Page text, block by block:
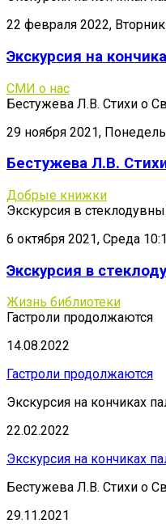
22 февраля 2022,
Экскурсия на
СМИ о нас
Бестужева Л.В. Стихи о
29 ноября 2021,
Бестужева Л.В.
Добрые книжки
Экскурсия в
6 октября 2021, Среда
Экскурсия в
Жизнь библиотеки
Гастроли продолжаются
14.08.2022
Гастроли продолжаются
Экскурсия на кончиках
22.02.2022
Экскурсия на кончиках
Бестужева Л.В. Стихи о
29.11.2021